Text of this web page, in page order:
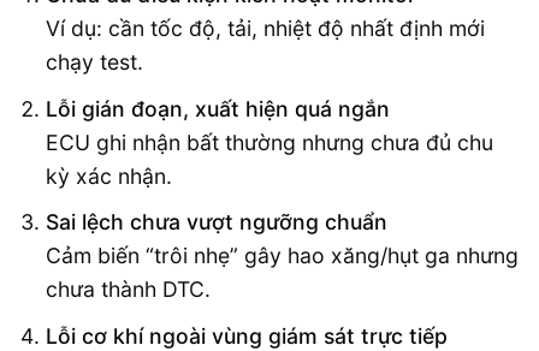
Ví dụ: cần tốc độ, tải, nhiệt độ nhất định mới
chạy test.
Lỗi gián đoạn, xuất hiện quá ngắn
ECU ghi nhận bất thường nhưng chưa đủ chu
kỳ xác nhận.
Sai lệch chưa vượt ngưỡng chuẩn
Cảm biến “trôi nhẹ” gây hao xăng/hụt ga nhưng
chưa thành DTC.
Lỗi cơ khí ngoài vùng giám sát trực tiếp